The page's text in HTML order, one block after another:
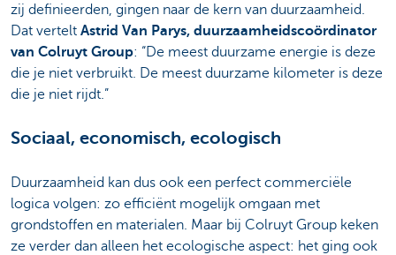
zij definieerden, gingen naar de kern van duurzaamheid.
Dat vertelt Astrid Van Parys, duurzaamheidscoördinator
van Colruyt Group: “De meest duurzame energie is deze
die je niet verbruikt. De meest duurzame kilometer is deze
die je niet rijdt.”
Sociaal, economisch, ecologisch
Duurzaamheid kan dus ook een perfect commerciële
logica volgen: zo efficiënt mogelijk omgaan met
grondstoffen en materialen. Maar bij Colruyt Group keken
ze verder dan alleen het ecologische aspect: het ging ook